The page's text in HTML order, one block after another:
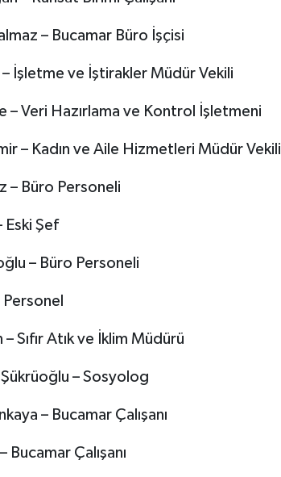
– Bucamar Büro İşçisi
İşletme ve İştirakler Müdür Vekili
– Veri Hazırlama ve Kontrol İşletmeni
– Kadın ve Aile Hizmetleri Müdür Vekili
– Büro Personeli
Eski Şef
– Büro Personeli
Sıfır Atık ve İklim Müdürü
– Sosyolog
– Bucamar Çalışanı
Bucamar Çalışanı